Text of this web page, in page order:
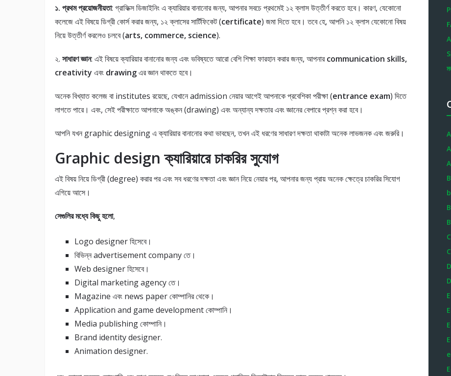
১. প্রথম প্রয়োজনীয়তা: গ্রাফিক্স ডিজাইনিং এ ক্যারিয়ার বানানোর জন্য, আপনার সবচে প্রথমেই ১২ ক্লাস উত্তীর্ণ করতে হবে। কারণ, যেকোনো
কলেজে এই বিষয়ে ডিগ্রী কোর্স করার জন্য, ১২ ক্লাসের সার্টিফিকেট (certificate) জমা দিতে হবে। তবে হে, আপনি ১২ ক্লাস যেকোনো বিষয়
নিয়ে উত্তীর্ণ করলেও চলবে (arts, commerce, science).
২. সাধারণ জ্ঞান: এই বিষয়ে ক্যারিয়ার বানানোর জন্য এবং ভবিষ্যতে আরো বেশি শিক্ষা ফারহান করার জন্য, আপনারcommunication skills,
creativity এবং drawingএর জ্ঞান থাকতে হবে।
অনেক বিখ্যাত কলেজ বা institutes রয়েছে, যেখানে admission নেয়ার আগেই আপনাকে প্রবেশিকা পরীক্ষা (entrance exam) দিতে
লাগতে পারে। এবং, সেই পরীক্ষাতে আপনাকে অঙ্কন (drawing) এবং অন্যান্য দক্ষতার এবং জ্ঞানের বেপারে প্রশ্ন করা হবে।
আপনি যখন graphic designing এ ক্যারিয়ার বানানোর কথা ভাবছেন, তখন এই ধরণের সাধারণ দক্ষতা থাকাটা অনেক লাভজনক এবং জরুরি।
Graphic design ক্যারিয়ারে চাকরির সুযোগ
এই বিষয় নিয়ে ডিগ্রী (degree) করার পর এবং সব ধরণের দক্ষতা এবং জ্ঞান নিয়ে নেয়ার পর, আপনার জন্য প্রায় অনেক ক্ষেত্রে চাকরির সিযোগ
এগিয়ে আসে।
সেগুলির মধ্যে কিছু হলো,
Logo designer হিসেবে।
বিভিন্ন advertisement company তে।
Web designer হিসেবে।
Digital marketing agency তে।
Magazine এবং news paper কোম্পানির থেকে।
Application and game development কোম্পানি।
Media publishing কোম্পানি।
Brand identity designer.
Animation designer.